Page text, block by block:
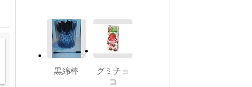
黒綿棒
グミチョ
コ